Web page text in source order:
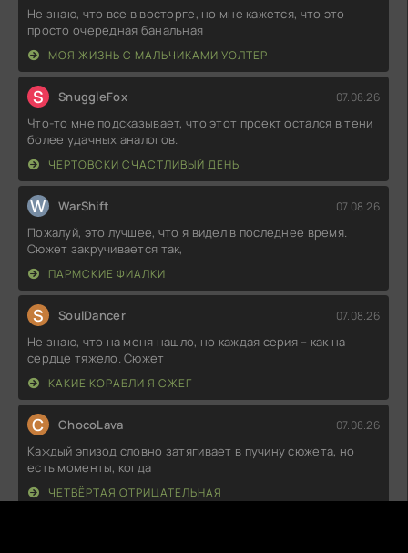
Не знаю, что все в восторге, но мне кажется, что это
просто очередная банальная
МОЯ ЖИЗНЬ С МАЛЬЧИКАМИ УОЛТЕР
S SnuggleFox 07.08.26
Что-то мне подсказывает, что этот проект остался в тени
более удачных аналогов.
ЧЕРТОВСКИ СЧАСТЛИВЫЙ ДЕНЬ
W WarShift 07.08.26
Пожалуй, это лучшее, что я видел в последнее время.
Сюжет закручивается так,
ПАРМСКИЕ ФИАЛКИ
S SoulDancer 07.08.26
Не знаю, что на меня нашло, но каждая серия – как на
сердце тяжело. Сюжет
КАКИЕ КОРАБЛИ Я СЖЕГ
C ChocoLava 07.08.26
Каждый эпизод словно затягивает в пучину сюжета, но
есть моменты, когда
ЧЕТВЁРТАЯ ОТРИЦАТЕЛЬНАЯ